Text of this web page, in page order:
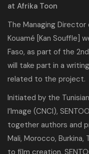
at Afrika Toon
The Managing
Kouamé [Kan Souffle]
Faso, as part of the
will take part in a
related to the project.
Initiated by the
l’Image (CNCI),
together authors and
Mali, Morocco,
to film creation,